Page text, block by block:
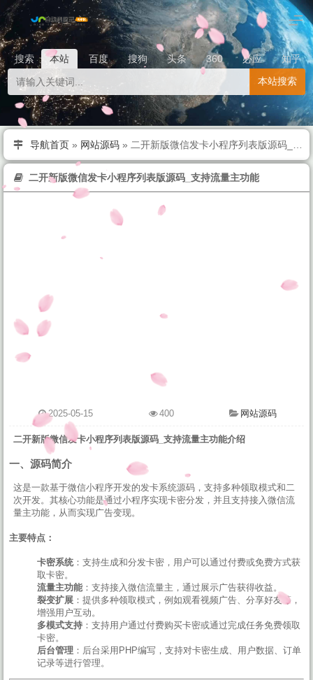
搜索 本站 百度 搜狗 头条 360 必应
知乎
本站搜索
导航首页 » 网站源码 »
二开新版微信发卡小程序列表版源码_支持流量主功能
2025-05-15 400 网站源码
二开新版微信发卡小程序列表版源码_支持流量主功能介绍
一、源码简介
这是一款基于微信小程序开发的发卡系统源码，支持多种领取模式和二
次开发。其核心功能是通过小程序实现卡密分发，并且支持接入微信流
量主功能，从而实现广告变现。
主要特点：
卡密系统：支持生成和分发卡密，用户可以通过付费或免费方式获
取卡密。
流量主功能 ：支持接入微信流量主，通过展示广告获得收益。
裂变扩展 ：提供多种领取模式，例如观看视频广告、分享好友等，
增强用户互动。
多模式支持 ：支持用户通过付费购买卡密或通过完成任务免费领取
卡密。
后台管理 ：后台采用PHP编写，支持对卡密生成、用户数据、订单
记录等进行管理。